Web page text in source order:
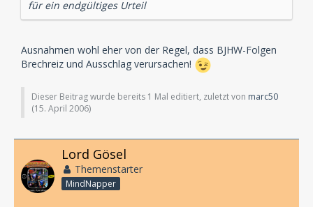
für ein endgültiges Urteil
Ausnahmen wohl eher von der Regel, dass BJHW-Folgen
Brechreiz und Ausschlag verursachen!
Dieser Beitrag wurde bereits 1 Mal editiert, zuletzt von marc50
(15. April 2006)
Lord Gösel
Themenstarter
MindNapper